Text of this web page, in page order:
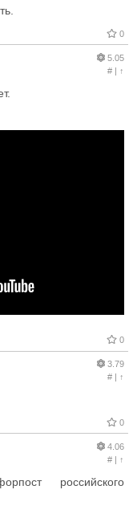
0
5.05
#| ↑
0
3.79
#| ↑
0
4.06
#| ↑
российского